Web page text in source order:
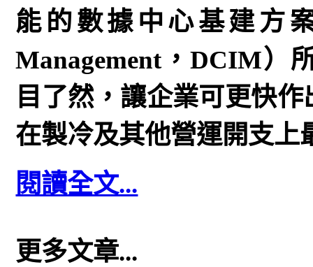
能的數據中心基建方
Management，DCIM）
目了然，讓企業可更快
在製冷及其他營運開支上
閱讀全文...
更多文章...